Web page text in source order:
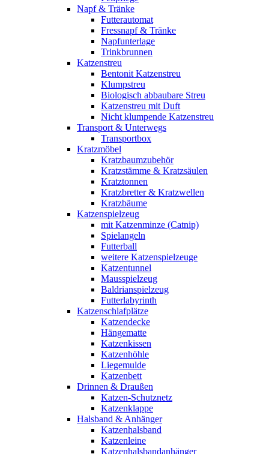
Napf & Tränke
Futterautomat
Fressnapf & Tränke
Napfunterlage
Trinkbrunnen
Katzenstreu
Bentonit Katzenstreu
Klumpstreu
Biologisch abbaubare Streu
Katzenstreu mit Duft
Nicht klumpende Katzenstreu
Transport & Unterwegs
Transportbox
Kratzmöbel
Kratzbaumzubehör
Kratzstämme & Kratzsäulen
Kratztonnen
Kratzbretter & Kratzwellen
Kratzbäume
Katzenspielzeug
mit Katzenminze (Catnip)
Spielangeln
Futterball
weitere Katzenspielzeuge
Katzentunnel
Mausspielzeug
Baldrianspielzeug
Futterlabyrinth
Katzenschlafplätze
Katzendecke
Hängematte
Katzenkissen
Katzenhöhle
Liegemulde
Katzenbett
Drinnen & Draußen
Katzen-Schutznetz
Katzenklappe
Halsband & Anhänger
Katzenhalsband
Katzenleine
Katzenhalsbandanhänger